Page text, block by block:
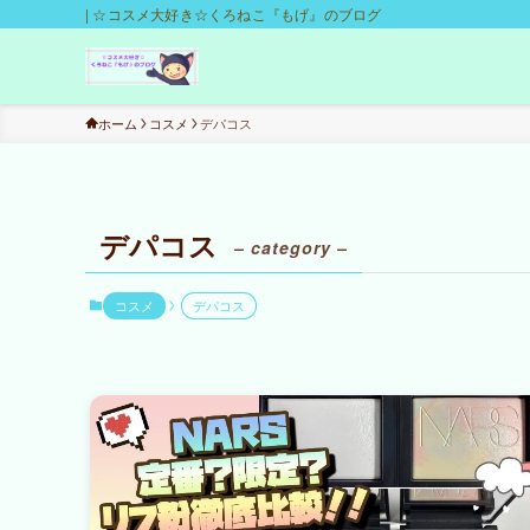
| ☆コスメ大好き☆くろねこ『もげ』のブログ
ホーム コスメ デパコス
デパコス – category –
コスメ デパコス